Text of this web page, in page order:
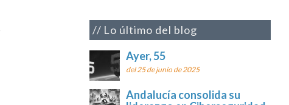
Lo último del blog
Ayer, 55
del 25 de junio de 2025
Andalucía consolida su